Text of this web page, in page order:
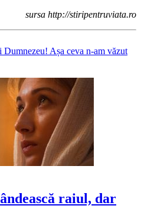
sursa http://stiripentruviata.ro
Dumnezeu! Așa ceva n-am văzut
raiul, dar